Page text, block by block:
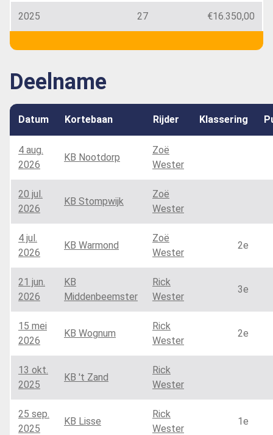
2025 27 €16.350,00
Deelname
Datum Kortebaan Rijder Klassering
4 aug.
2026
KB Nootdorp
Zoë
Wester
20 jul.
2026
KB Stompwijk
Zoë
Wester
4 jul.
2026
KB Warmond
Zoë
Wester
2e
21 jun.
2026
KB
Middenbeemster
Rick
Wester
3e
15 mei
2026
KB Wognum
Rick
Wester
2e
13 okt.
2025
KB 't Zand
Rick
Wester
25 sep.
2025
KB Lisse
Rick
Wester
1e